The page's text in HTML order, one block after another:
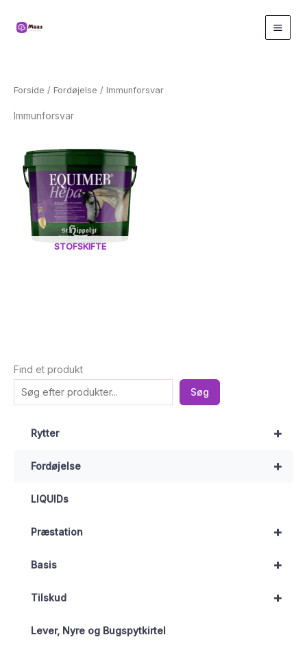
Find et produkt
Søg
+
Rytter
+
Fordøjelse
LIQUIDs
+
Præstation
+
Basis
+
Tilskud
Lever, Nyre og Bugspytkirtel
Forside / Fordøjelse / Immunforsvar
Immunforsvar
STOFSKIFTE